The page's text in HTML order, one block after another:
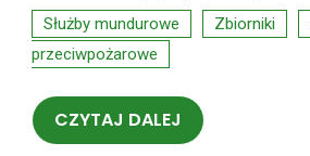
Służby mundurowe
Zbiorniki
przeciwpożarowe
CZYTAJ DALEJ